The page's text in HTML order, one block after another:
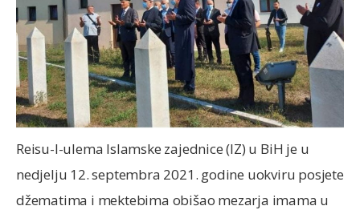
Reisu-l-ulema Islamske zajednice (IZ) u BiH je u
nedjelju 12. septembra 2021. godine uokviru posjete
džematima i mektebima obišao mezarja imama u